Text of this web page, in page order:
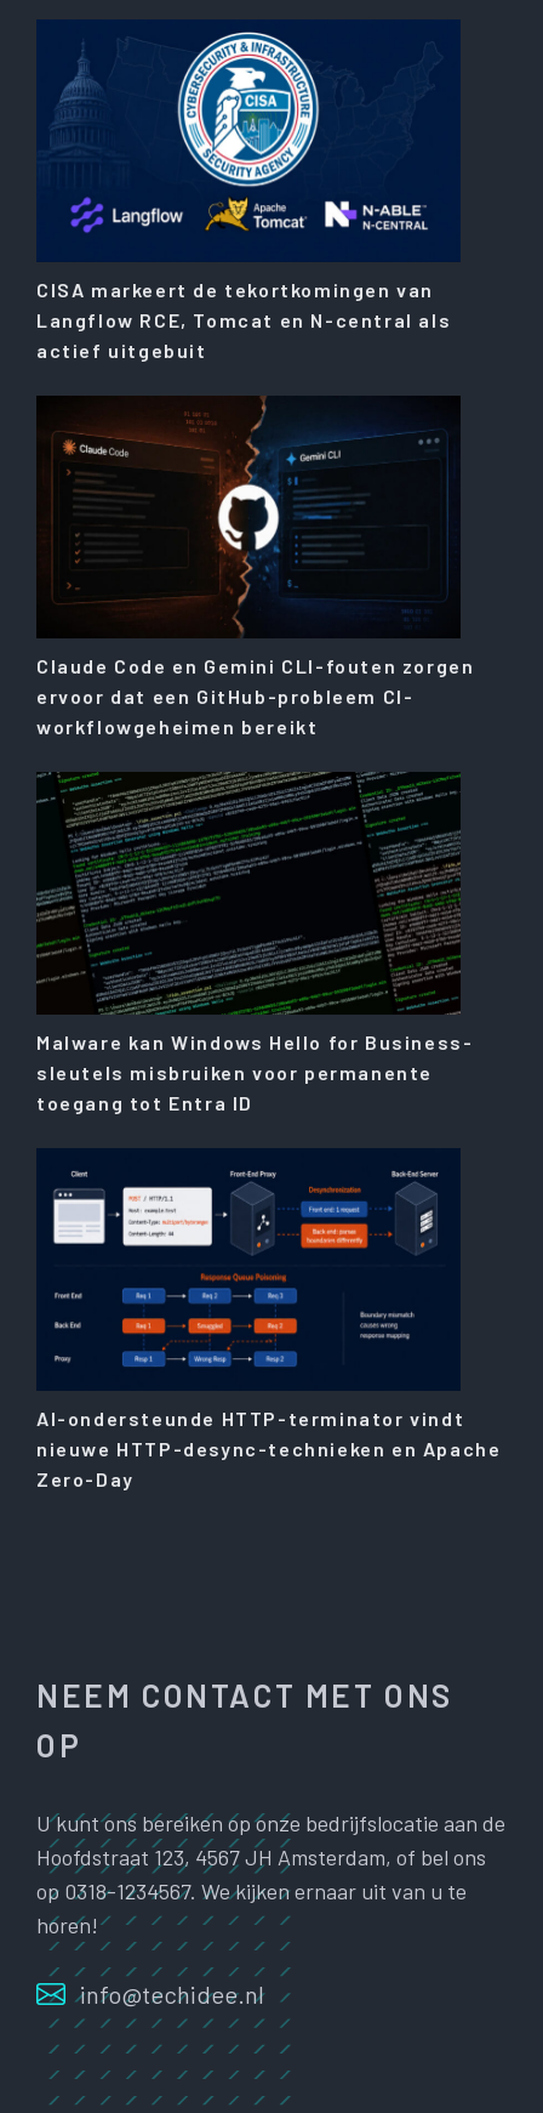
CISA markeert de tekortkomingen van
Langflow RCE, Tomcat en N-central als
actief uitgebuit
Claude Code en Gemini CLI-fouten zorgen
ervoor dat een GitHub-probleem CI-
workflowgeheimen bereikt
Malware kan Windows Hello for Business-
sleutels misbruiken voor permanente
toegang tot Entra ID
AI-ondersteunde HTTP-terminator vindt
nieuwe HTTP-desync-technieken en Apache
Zero-Day
NEEM CONTACT MET ONS
OP
U kunt ons bereiken op onze bedrijfslocatie aan de
Hoofdstraat 123, 4567 JH Amsterdam, of bel ons
op 0318-1234567. We kijken ernaar uit van u te
horen!
info@techidee.nl